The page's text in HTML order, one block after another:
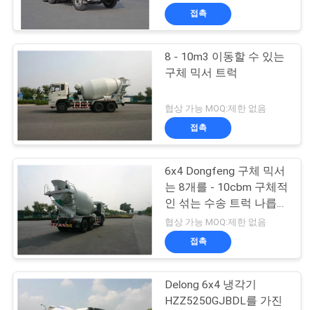
여
공
장
여
행
품
질
관
접촉
8 - 10m3 이동할 수 있는
구체 믹서 트럭
협상 가능 MOQ:제한 없음
접촉
6x4 Dongfeng 구체 믹서
는 8개를 - 10cbm 구체적
인 섞는 수송 트럭 나릅니
다
협상 가능 MOQ:제한 없음
접촉
Delong 6x4 냉각기
HZZ5250GJBDL를 가진